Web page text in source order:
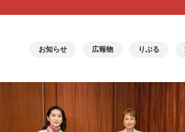
活動局
お知らせ 広報物 りぶる